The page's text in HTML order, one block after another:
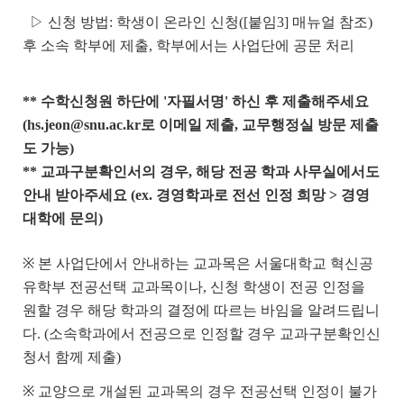
▷ 신청 방법: 학생이 온라인 신청([붙임3] 매뉴얼 참조)
후 소속 학부에 제출, 학부에서는 사업단에 공문 처리
** 수학신청원 하단에 '자필서명' 하신 후 제출해주세요
(hs.jeon@snu.ac.kr로 이메일 제출, 교무행정실 방문 제출
도 가능)
** 교과구분확인서의 경우, 해당 전공 학과 사무실에서도
안내 받아주세요 (ex. 경영학과로 전선 인정 희망 > 경영
대학에 문의)
※ 본 사업단에서 안내하는 교과목은 서울대학교 혁신공
유학부 전공선택 교과목이나, 신청 학생이 전공 인정을
원할 경우 해당 학과의 결정에 따르는 바임을 알려드립니
다. (소속학과에서 전공으로 인정할 경우 교과구분확인신
청서 함께 제출)
※ 교양으로 개설된 교과목의 경우 전공선택 인정이 불가